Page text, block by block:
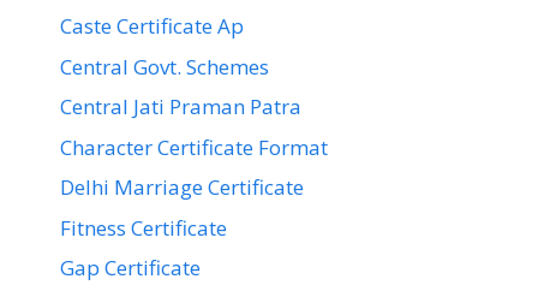
Caste Certificate Ap
Central Govt. Schemes
Central Jati Praman Patra
Character Certificate Format
Delhi Marriage Certificate
Fitness Certificate
Gap Certificate